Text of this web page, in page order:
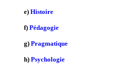
e) Histoire
f) Pédagogie
g) Pragmatique
h) Psychologie